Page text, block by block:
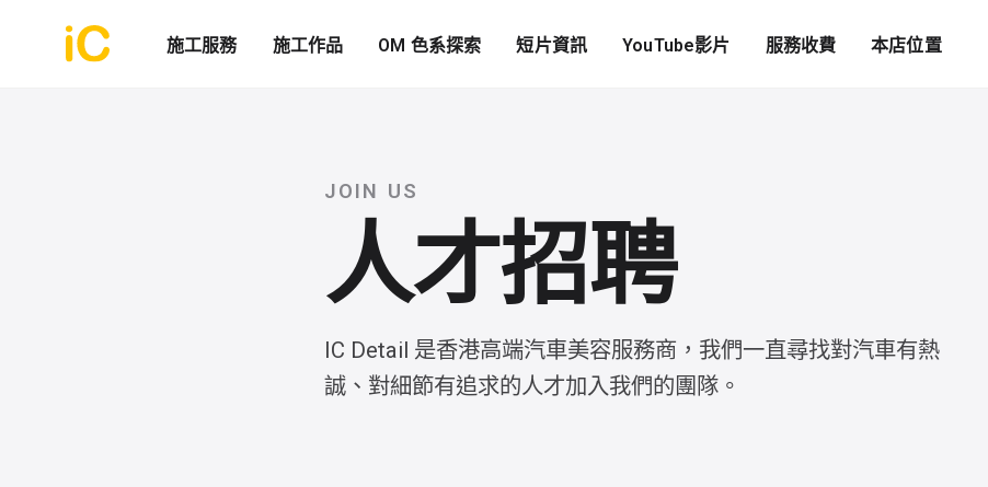
施工服務 施工作品 OM 色系探索 短片資訊 YouTube影片 服務收費 本店位置
JOIN US
人才招聘
IC Detail 是香港高端汽車美容服務商，我們一直尋找對汽車有熱
誠、對細節有追求的人才加入我們的團隊。